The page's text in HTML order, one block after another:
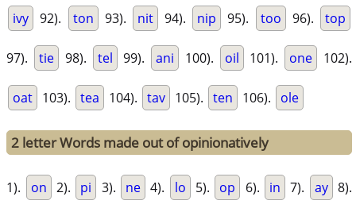
ivy 92). ton 93). nit 94). nip 95). too 96). top
97). tie 98). tel 99). ani 100). oil 101). one 102).
oat 103). tea 104). tav 105). ten 106). ole
2 letter Words made out of opinionatively
1). on 2). pi 3). ne 4). lo 5). op 6). in 7). ay 8).